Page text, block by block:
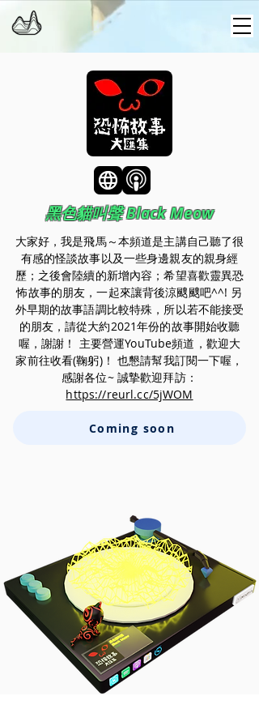
黑色貓叫聲 Black Meow
大家好，我是飛馬～本頻道是主講自己聽了很
有感的怪談故事以及一些身邊親友的親身經
歷；之後會陸續的新增內容；希望喜歡靈異恐
怖故事的朋友，一起來讓背後涼颼颼吧^^! 另
外早期的故事語調比較特殊，所以若不能接受
的朋友，請從大約2021年份的故事開始收聽
喔，謝謝！ 主要營運YouTube頻道，歡迎大
家前往收看(鞠躬)！ 也懇請幫我訂閱一下喔，
感謝各位~ 誠摯歡迎拜訪：
https://reurl.cc/5jWOM
Coming soon